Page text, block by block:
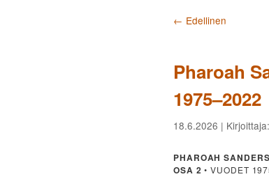
Artikkelien selaus
← Edellinen
Pharoah
1975–2022
18.6.2026 | Kirjoittaja:
PHAROAH SANDERS
OSA 2 • VUODET